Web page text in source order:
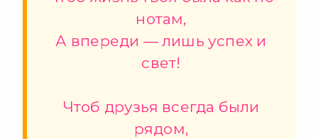
нотам,
А впереди — лишь успех и
свет!
Чтоб друзья всегда были
рядом,